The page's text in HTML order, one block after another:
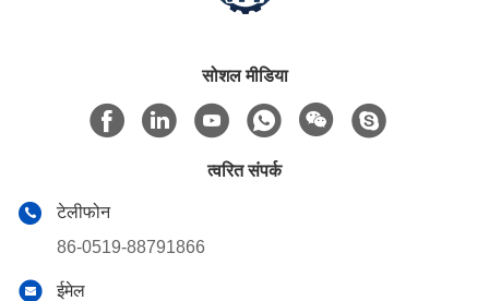
सोशल मीडिया
त्वरित संपर्क
टेलीफोन
86-0519-88791866
ईमेल